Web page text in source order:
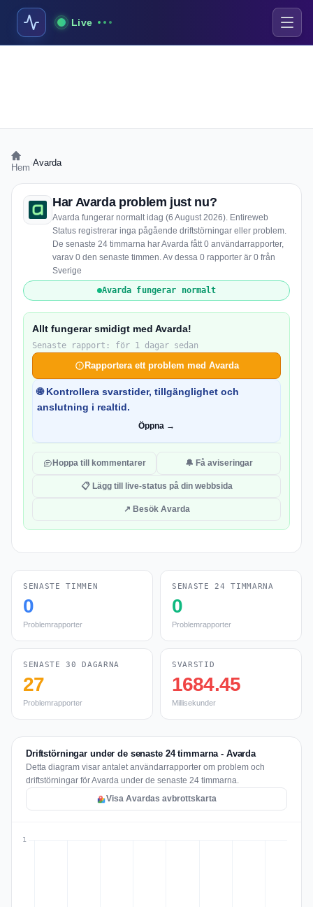
Live
Hem Avarda
Har Avarda problem just nu?
Avarda fungerar normalt idag (6 August 2026). Entireweb
Status registrerar inga pågående driftstörningar eller problem.
De senaste 24 timmarna har Avarda fått 0 användarrapporter,
varav 0 den senaste timmen. Av dessa 0 rapporter är 0 från
Sverige
Avarda fungerar normalt
Allt fungerar smidigt med Avarda!
Senaste rapport: för 1 dagar sedan
Rapportera ett problem med Avarda
🌐 Kontrollera svarstider, tillgänglighet och
anslutning i realtid.
Öppna →
Hoppa till kommentarer 🔔 Få aviseringar
📋 Lägg till live-status på din webbsida
↗ Besök Avarda
SENASTE TIMMEN
0
Problemrapporter
SENASTE 24 TIMMARNA
0
Problemrapporter
SENASTE 30 DAGARNA
27
Problemrapporter
SVARSTID
1684.45
Millisekunder
Driftstörningar under de senaste 24 timmarna - Avarda
Detta diagram visar antalet användarrapporter om problem och
driftstörningar för Avarda under de senaste 24 timmarna.
Visa Avardas avbrottskarta